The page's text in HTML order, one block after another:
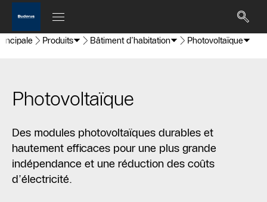
Produits Bâtiment d’habitation Photovoltaïque
Photovoltaïque
Des modules photovoltaïques durables et
hautement efficaces pour une plus grande
indépendance et une réduction des coûts
d’électricité.